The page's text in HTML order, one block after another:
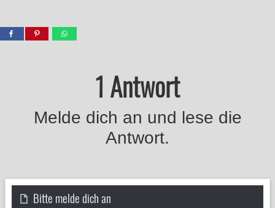
1 Antwort
Melde dich an und lese die
Antwort.
Bitte melde dich an